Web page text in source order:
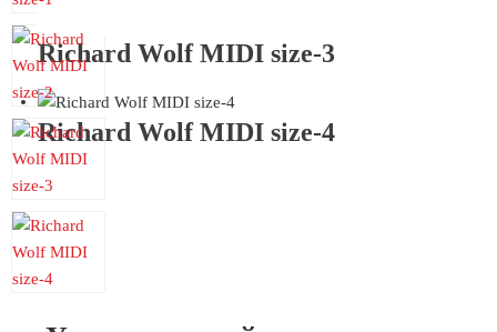
Richard Wolf MIDI size-3
Richard Wolf MIDI size-4